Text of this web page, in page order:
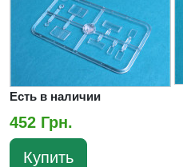
Есть в наличии
452 Грн.
Купить